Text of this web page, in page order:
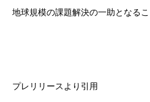
地球規模の課題解決の一助となるこ
プレリリースより引用